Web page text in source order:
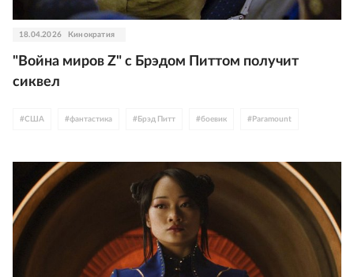
18.04.2026 Кинократия
"Война миров Z" с Брэдом Питтом получит
сиквел
#США #фантастика # Брэд Питт #боевик # Paramount